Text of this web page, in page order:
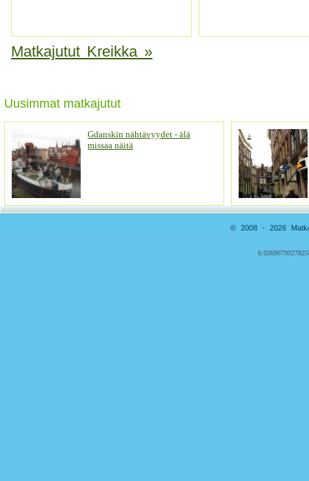
Matkajutut Kreikka »
Uusimmat matkajutut
Gdanskin nähtävyydet - älä
missaa näitä
© 2008 - 2026